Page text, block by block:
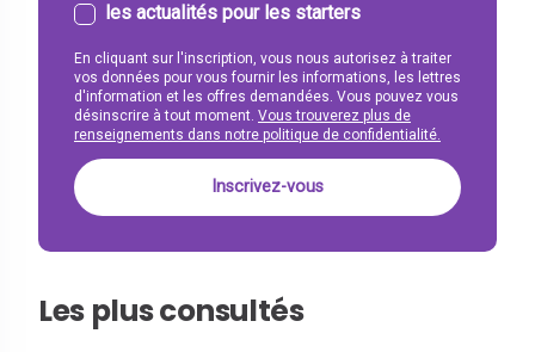
les actualités pour les starters
En cliquant sur l'inscription, vous nous autorisez à traiter
vos données pour vous fournir les informations, les lettres
d'information et les offres demandées. Vous pouvez vous
désinscrire à tout moment. Vous trouverez plus de
renseignements dans notre politique de confidentialité.
Les plus consultés